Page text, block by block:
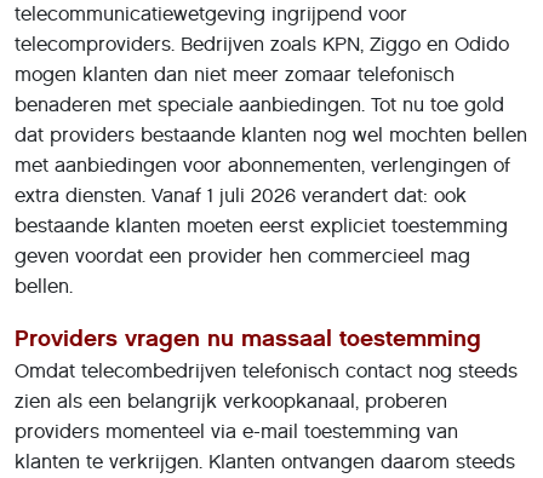
telecommunicatiewetgeving ingrijpend voor
telecomproviders. Bedrijven zoals KPN, Ziggo en Odido
mogen klanten dan niet meer zomaar telefonisch
benaderen met speciale aanbiedingen. Tot nu toe gold
dat providers bestaande klanten nog wel mochten bellen
met aanbiedingen voor abonnementen, verlengingen of
extra diensten. Vanaf 1 juli 2026 verandert dat: ook
bestaande klanten moeten eerst expliciet toestemming
geven voordat een provider hen commercieel mag
bellen.
Providers vragen nu massaal toestemming
Omdat telecombedrijven telefonisch contact nog steeds
zien als een belangrijk verkoopkanaal, proberen
providers momenteel via e-mail toestemming van
klanten te verkrijgen. Klanten ontvangen daarom steeds